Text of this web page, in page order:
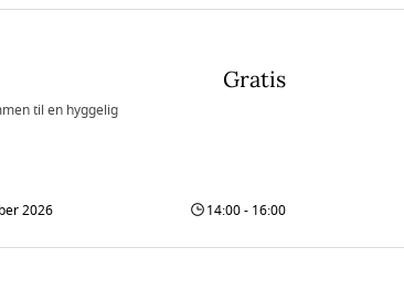
til en hyggelig
Gratis
2026 14:00 - 16:00